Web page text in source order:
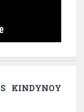
KINDYNOY